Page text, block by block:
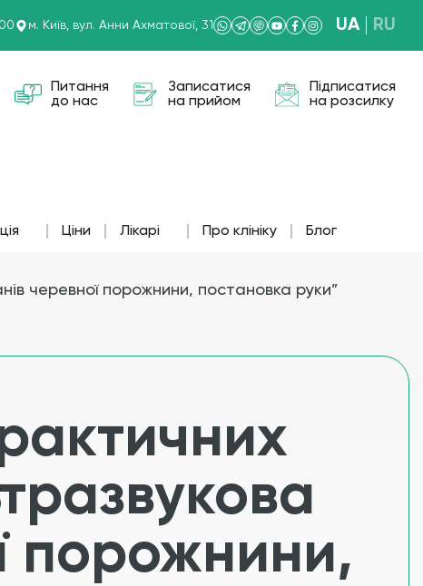
м. Київ, вул. Анни Ахматової, 31 UA RU
Питання
до нас
Записатися
на прийом
Підписатися
на розсилку
Ціни Лікарі Про клініку Блог
черевної порожнини, постановка руки”
порожнини,